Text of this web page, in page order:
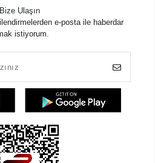
Bize Ulaşın
e-posta ile haberdar
istiyorum.